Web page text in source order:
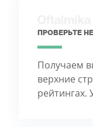
ПРОВЕРЬТЕ
Получаем
верхние
рейтингах.